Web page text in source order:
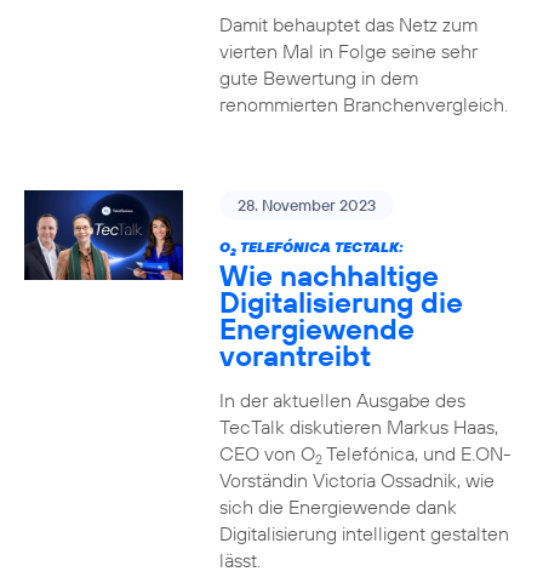
Damit behauptet das Netz zum
vierten Mal in Folge seine sehr
gute Bewertung in dem
renommierten Branchenvergleich.
28. November 2023
O2TELEFÓNICA TECTALK:
Wie nachhaltige
Digitalisierung die
Energiewende
vorantreibt
In der aktuellen Ausgabe des
TecTalk diskutieren Markus Haas,
CEO von O2Telefónica, und E.ON-
Vorständin Victoria Ossadnik, wie
sich die Energiewende dank
Digitalisierung intelligent gestalten
lässt.